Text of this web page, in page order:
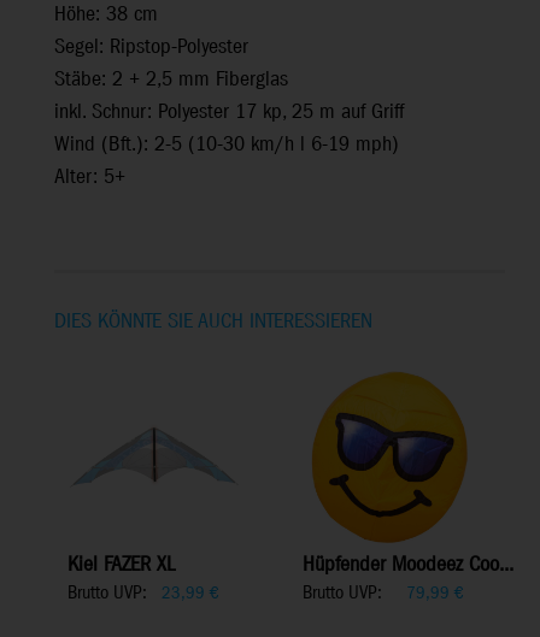
Höhe: 38 cm
Segel: Ripstop-Polyester
Stäbe: 2 + 2,5 mm Fiberglas
inkl. Schnur: Polyester 17 kp, 25 m auf Griff
Wind (Bft.): 2-5 (10-30 km/h l 6-19 mph)
Alter: 5+
DIES KÖNNTE SIE AUCH INTERESSIEREN
Kiel FAZER XL
Brutto UVP: 23,99 €
Hüpfender Moodeez Coo...
Brutto UVP: 79,99 €